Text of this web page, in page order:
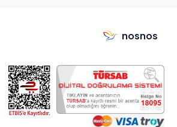
nosnos